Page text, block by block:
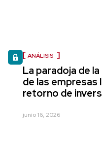
ANÁLISIS
La paradoja de
de las empresas
retorno de
junio 16, 2026